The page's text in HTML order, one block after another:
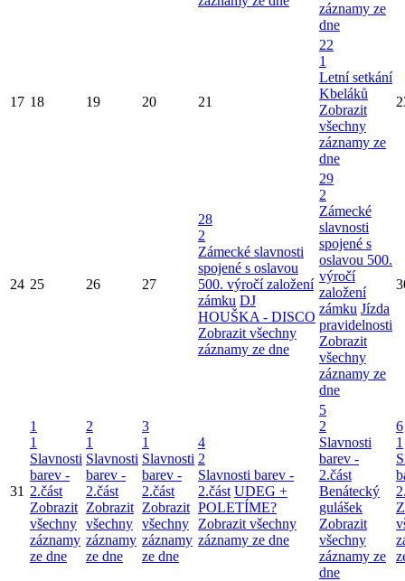
záznamy ze
dne
17 18 19 20 21
22
1
Letní setkání
Kbeláků
Zobrazit
všechny
záznamy ze
dne
24 25 26 27
28
2
Zámecké slavnosti
spojené s oslavou
500. výročí založení
zámku DJ
HOUŠKA - DISCO
Zobrazit všechny
záznamy ze dne
29
2
Zámecké
slavnosti
spojené s
oslavou 500.
výročí
založení
zámku Jízda
pravidelnosti
Zobrazit
všechny
záznamy ze
dne
31
1
1
Slavnosti
barev -
2.část
Zobrazit
všechny
záznamy
ze dne
2
1
Slavnosti
barev -
2.část
Zobrazit
všechny
záznamy
ze dne
3
1
Slavnosti
barev -
2.část
Zobrazit
všechny
záznamy
ze dne
4
2
Slavnosti barev -
2.část UDEG +
POLETÍME?
Zobrazit všechny
záznamy ze dne
5
2
Slavnosti
barev -
2.část
Benátecký
gulášek
Zobrazit
všechny
záznamy ze
dne
6
1